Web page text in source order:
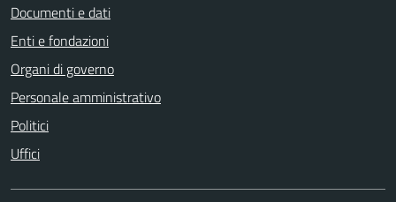
Documenti e dati
Enti e fondazioni
Organi di governo
Personale amministrativo
Politici
Uffici